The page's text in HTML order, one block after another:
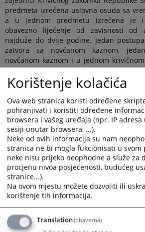
predmeta izrečena uslovna osuda sa
a u jednom predmetu izrečena je i
obavezno liječenje od zavisnosti od
najduže do dvije godine. Jedan
zatvora sa novčanom kaznom,
novčanom kaznom i u jednom
oslobađajuća presuda.
U 2024.godini određen je pritvor za tri
Nasilje u porodici ili porodičnoj zajednici
U prekršajnom postupku, po osnovu
u porodici Republike Srpske, u
mjera zaštite.
2025.godina
U 2025.godini u Osnovnom sudu u
krivičnih postupaka za krivično djelo
Korištenje kolačića
Ova web stranica koristi određene
pohranjivati i koristiti određene
browsera i vašeg uređaja (npr. IP
sesiji unutar browsera, ...).
Neke od ovih informacija su nam
stranica ne bi mogla fukcionisati u svom
neke nisu prijeko neophodne a služe za
procjenu nivoa posjećenosti, budućeg
stranice...).
Na ovom mjestu možete dozvoliti ili
korištenje tih informacija.
Translation(obavezna)